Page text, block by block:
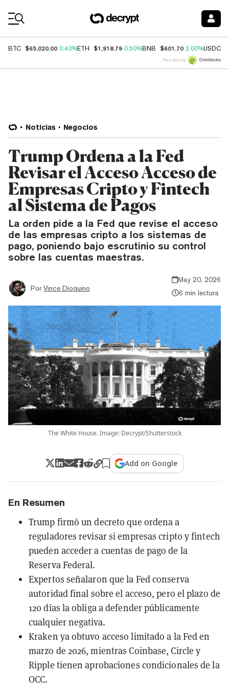
BTC $65,020.00 0.40%ETH $1,918.79 0.50%BNB $601.70 2.00%USDC
Price data by
Noticias Negocios
Trump Ordena a la Fed
Revisar el Acceso Acceso de
Empresas Cripto y Fintech
al Sistema de Pagos
La orden pide a la Fed que revise el acceso
de las empresas cripto a los sistemas de
pago, poniendo bajo escrutinio su control
sobre las cuentas maestras.
Por Vince Dioquino
May 20, 2026
6 min lectura
The White House. Image: Decrypt/Shutterstock
Add on Google
En Resumen
Trump firmó un decreto que ordena a
reguladores revisar si empresas cripto y fintech
pueden acceder a cuentas de pago de la
Reserva Federal.
Expertos señalaron que la Fed conserva
autoridad final sobre el acceso, pero el plazo de
120 días la obliga a defender públicamente
cualquier negativa.
Kraken ya obtuvo acceso limitado a la Fed en
marzo de 2026, mientras Coinbase, Circle y
Ripple tienen aprobaciones condicionales de la
OCC.